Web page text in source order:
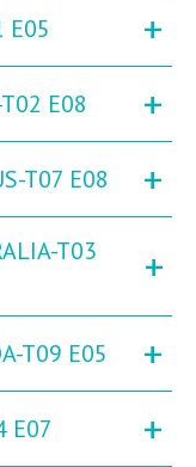
E05 +
E08 +
T07 E08 +
T03
+
T09 E05 +
E07 +